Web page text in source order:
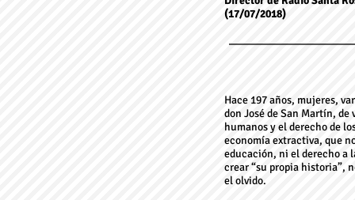
(17/07/2018)
Hace 197 años, mujeres,
don José de San Martín,
humanos y el derecho de
economía extractiva, que
educación, ni el derecho a
crear “su propia historia”,
el olvido.